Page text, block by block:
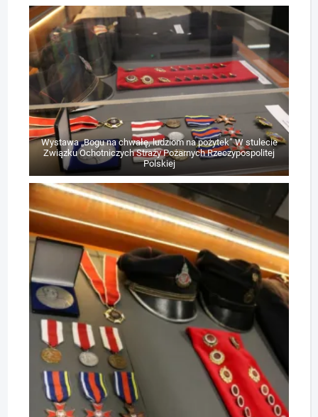
Wystawa „Bogu na chwałę, ludziom na pożytek” W stulecie
Związku Ochotniczych Straży Pożarnych Rzeczypospolitej
Polskiej